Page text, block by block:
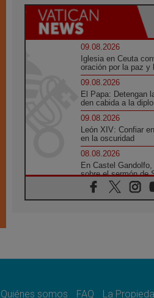
09.08.2026
Iglesia en Ceuta
oración por la paz y
09.08.2026
El Papa: Detengan
den cabida a la
09.08.2026
León XIV: Confiar
en la oscuridad
08.08.2026
En Castel
sobre el sermón de
08.08.2026
En Colombia, «la
08.08.2026
08.08.2026
Quiénes somos FAQ La